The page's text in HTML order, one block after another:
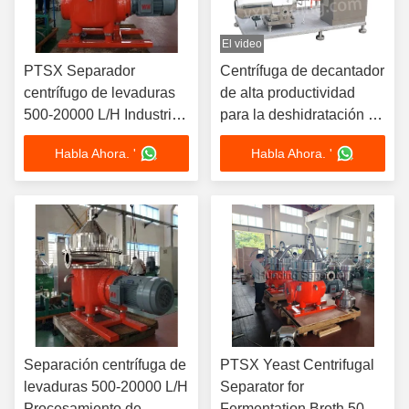
PTSX Separador
centrífugo de levaduras
500-20000 L/H Industria
de bebidas
Habla Ahora. '
El video
Centrífuga de decantador
de alta productividad
para la deshidratación de
lodos 1-100 m3/h
Habla Ahora. '
Separación centrífuga de
levaduras 500-20000 L/H
PTSX Yeast Centrifugal
Separator for